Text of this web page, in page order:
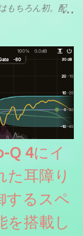
もちろん初。配
Q 4にイ
た耳障り
するスペ
を搭載し